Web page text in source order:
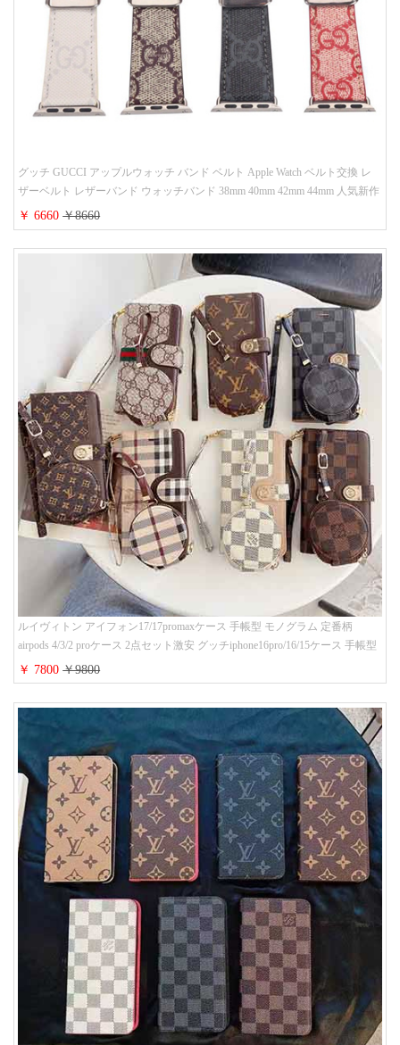
グッチ GUCCI アップルウォッチ バンド ベルト Apple Watch ベルト交換 レ
ザーベルト レザーバンド ウォッチバンド 38mm 40mm 42mm 44mm 人気新作
￥ 6660￥8660
ルイヴィトン アイフォン17/17promaxケース 手帳型 モノグラム 定番柄
airpods 4/3/2 proケース 2点セット激安 グッチiphone16pro/16/15ケース 手帳型
財布カード入り 多機能 ハイ ブランド Galaxy S25/S24/S23手帳カバー おすす
め
￥ 7800￥9800